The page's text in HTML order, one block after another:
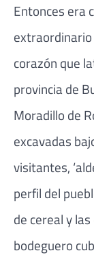
Entonces era
corazón que
provincia de
Moradillo de
excavadas
visitantes,
perfil del
de cereal y
bodeguero